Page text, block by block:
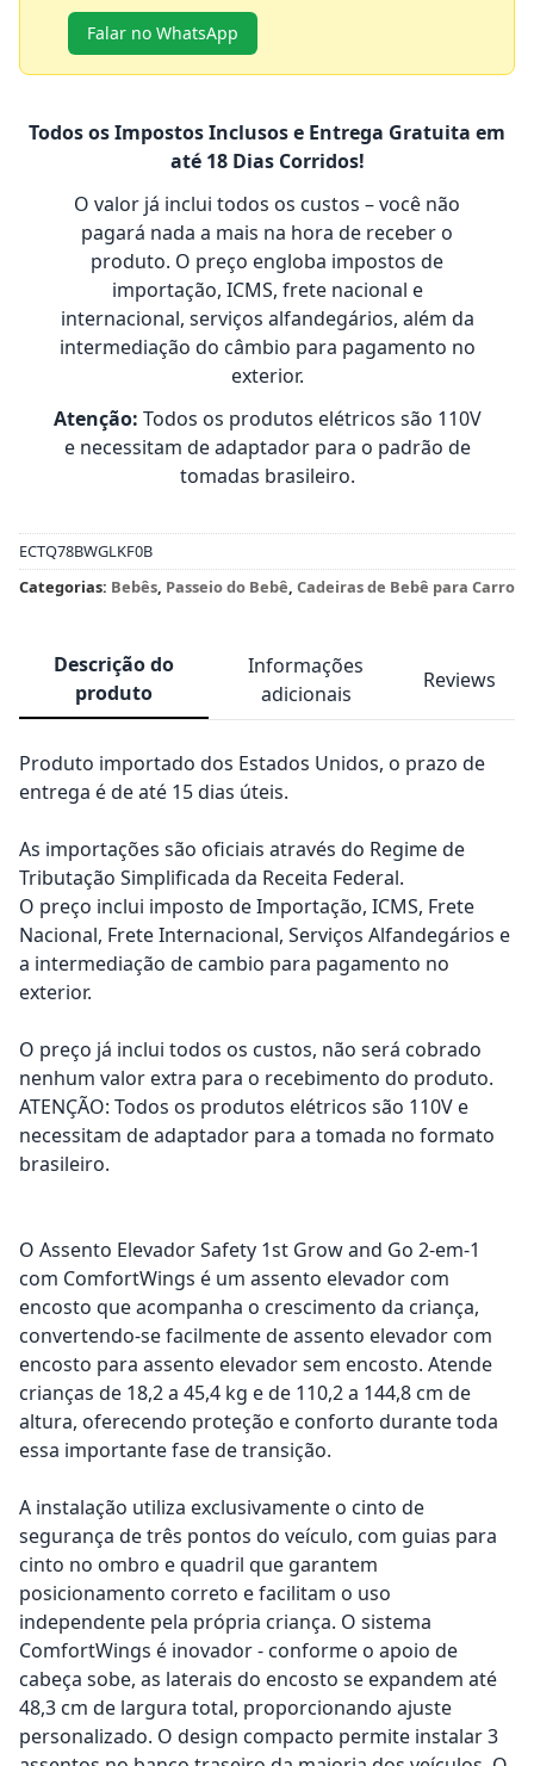
Falar no WhatsApp
Todos os Impostos Inclusos e Entrega Gratuita em
até 18 Dias Corridos!
O valor já inclui todos os custos – você não
pagará nada a mais na hora de receber o
produto. O preço engloba impostos de
importação, ICMS, frete nacional e
internacional, serviços alfandegários, além da
intermediação do câmbio para pagamento no
exterior.
Atenção: Todos os produtos elétricos são 110V
e necessitam de adaptador para o padrão de
tomadas brasileiro.
ECTQ78BWGLKF0B
Categorias: Bebês, Passeio do Bebê, Cadeiras de Bebê para Carro
Descrição do
produto
Informações
adicionais
Reviews
Produto importado dos Estados Unidos, o prazo de
entrega é de até 15 dias úteis.
As importações são oficiais através do Regime de
Tributação Simplificada da Receita Federal.
O preço inclui imposto de Importação, ICMS, Frete
Nacional, Frete Internacional, Serviços Alfandegários e
a intermediação de cambio para pagamento no
exterior.
O preço já inclui todos os custos, não será cobrado
nenhum valor extra para o recebimento do produto.
ATENÇÃO: Todos os produtos elétricos são 110V e
necessitam de adaptador para a tomada no formato
brasileiro.
O Assento Elevador Safety 1st Grow and Go 2-em-1
com ComfortWings é um assento elevador com
encosto que acompanha o crescimento da criança,
convertendo-se facilmente de assento elevador com
encosto para assento elevador sem encosto. Atende
crianças de 18,2 a 45,4 kg e de 110,2 a 144,8 cm de
altura, oferecendo proteção e conforto durante toda
essa importante fase de transição.
A instalação utiliza exclusivamente o cinto de
segurança de três pontos do veículo, com guias para
cinto no ombro e quadril que garantem
posicionamento correto e facilitam o uso
independente pela própria criança. O sistema
ComfortWings é inovador - conforme o apoio de
cabeça sobe, as laterais do encosto se expandem até
48,3 cm de largura total, proporcionando ajuste
personalizado. O design compacto permite instalar 3